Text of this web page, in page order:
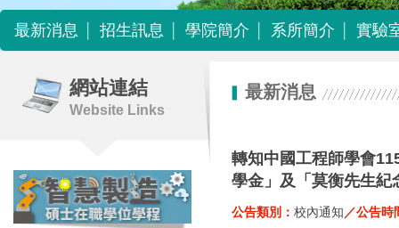
最新消息
招生訊息
學院簡介
系所簡介
實驗
網站連結
Website Links
最新消息
轉知中國工程師學會
學金」及「莫衡先生紀
公告類別： 校內通知／公告時